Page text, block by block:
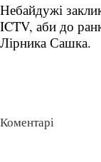
Небайдужі
ICTV, аби до
Лірника Сашка.
Коментарі